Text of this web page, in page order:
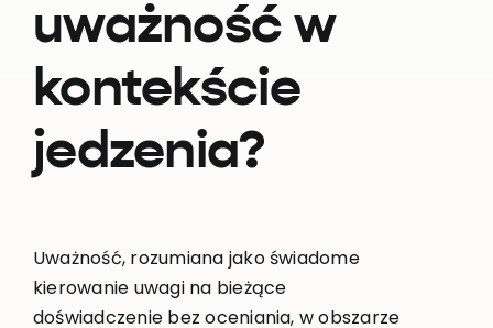
uważność w
kontekście
jedzenia?
Uważność, rozumiana jako świadome
kierowanie uwagi na bieżące
doświadczenie bez oceniania, w obszarze